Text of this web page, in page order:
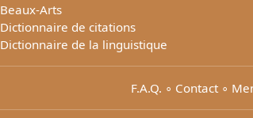
Beaux-Arts
Dictionnaire de citations
Dictionnaire de la linguistique
F.A.Q. ∘ Contact∘